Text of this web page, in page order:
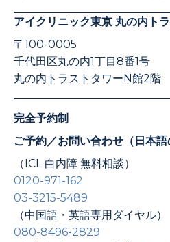
アイクリニック東京 丸の内ト
〒100-0005
千代田区丸の内1丁目8番1号
丸の内トラストタワーN館2階
完全予約制
ご予約／お問い合わせ（日本語
（ICL 白内障 無料相談）
0120-971-162
03-3215-5489
（中国語・英語専用ダイヤル）
080-8496-2829